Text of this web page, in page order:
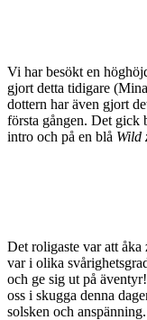
Vi har besökt en
gjort detta tidigare
dottern har även gjort
första gången. Det gick
intro och på en blå Wild
Det roligaste var att
var i olika
och ge sig ut på
oss i skugga denna
solsken och anspänning.